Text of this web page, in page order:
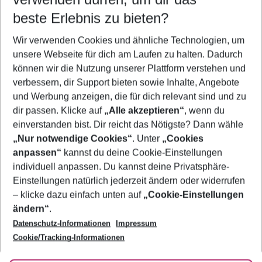
5-8 Nächte
2 Erwachsene Keine Kinder
Mehr Filter anzeigen
Footer
Footer navigation
Über uns
AGB
Bestpreisgarantie
Cookie-Einstellungen ändern
Cookie-Richtlinie
Agenturbetreuung
Barrierefreies Reisen
Folge uns
beste Erlebnis zu bieten?
Wir verwenden Cookies und ähnliche Technologien, um
unsere Webseite für dich am Laufen zu halten. Dadurch
können wir die Nutzung unserer Plattform verstehen und
verbessern, dir Support bieten sowie Inhalte, Angebote
und Werbung anzeigen, die für dich relevant sind und zu
dir passen. Klicke auf „Alle akzeptieren“, wenn du
einverstanden bist. Dir reicht das Nötigste? Dann wähle
„Nur notwendige Cookies“. Unter „Cookies
anpassen“ kannst du deine Cookie-Einstellungen
individuell anpassen. Du kannst deine Privatsphäre-
Einstellungen natürlich jederzeit ändern oder widerrufen
– klicke dazu einfach unten auf „Cookie-Einstellungen
ändern“.
Datenschutz-Informationen
Impressum
Cookie/Tracking-Informationen